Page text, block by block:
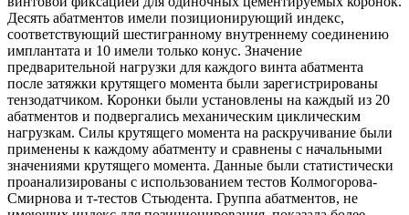
Десять абатментов имели позиционирующий индекс,
соответствующий шестигранному внутреннему соединению
имплантата и 10 имели только конус. Значение
предварительной нагрузки для каждого винта абатмента
после затяжки крутящего момента были зарегистрированы
тензодатчиком. Коронки были установлены на каждый из 20
абатментов и подвергались механическим циклическим
нагрузкам. Силы крутящего момента на раскручивание были
применены к каждому абатменту и сравнены с начальными
значениями крутящего момента. Данные были статистически
проанализированы с использованием тестов Колмогорова-
Смирнова и т-тестов Стьюдента. Группа абатментов, не